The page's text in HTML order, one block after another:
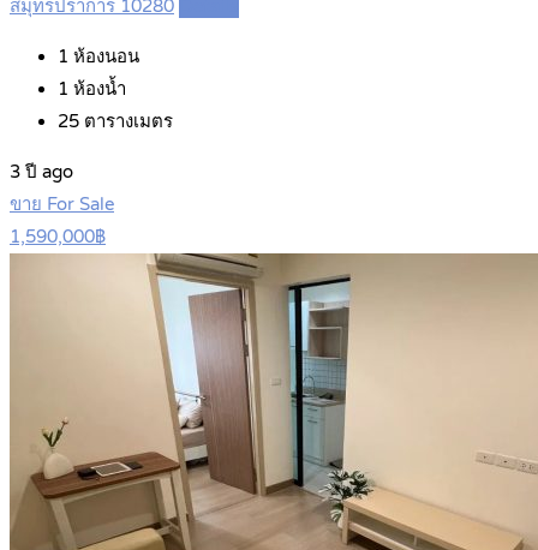
สมุทรปราการ 10280
1 ห้องนอน
1 ห้องน้ำ
25 ตารางเมตร
3 ปี ago
ขาย For Sale
1,590,000฿